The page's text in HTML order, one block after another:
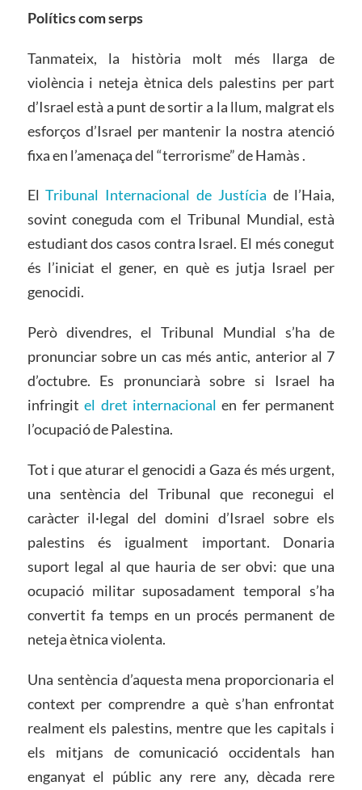
Polítics com serps
Tanmateix, la història molt més llarga de
violència i neteja ètnica dels palestins per part
d’Israel està a punt de sortir a la llum, malgrat els
esforços d’Israel per mantenir la nostra atenció
fixa en l’amenaça del “terrorisme” de Hamàs .
ElTribunal Internacional de Justícia de l’Haia,
sovint coneguda com el Tribunal Mundial, està
estudiant dos casos contra Israel. El més conegut
és l’iniciat el gener, en què es jutja Israel per
genocidi.
Però divendres, el Tribunal Mundial s’ha de
pronunciar sobre un cas més antic, anterior al 7
d’octubre. Es pronunciarà sobre si Israel ha
infringitel dret internacional en fer permanent
l’ocupació de Palestina.
Tot i que aturar el genocidi a Gaza és més urgent,
una sentència del Tribunal que reconegui el
caràcter il·legal del domini d’Israel sobre els
palestins és igualment important. Donaria
suport legal al que hauria de ser obvi: que una
ocupació militar suposadament temporal s’ha
convertit fa temps en un procés permanent de
neteja ètnica violenta.
Una sentència d’aquesta mena proporcionaria el
context per comprendre a què s’han enfrontat
realment els palestins, mentre que les capitals i
els mitjans de comunicació occidentals han
enganyat el públic any rere any, dècada rere